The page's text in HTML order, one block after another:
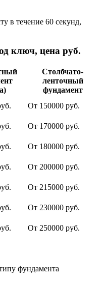
в течение 60 секунд,
ключ, цена руб.
Столбчато-
ленточный
фундамент
От 150000 руб.
От 170000 руб.
От 180000 руб.
От 200000 руб.
От 215000 руб.
От 230000 руб.
От 250000 руб.
фундамента